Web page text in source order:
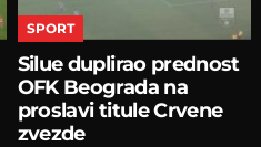
SPORT
Silue duplirao prednost
OFK Beograda na
proslavi titule Crvene
zvezde